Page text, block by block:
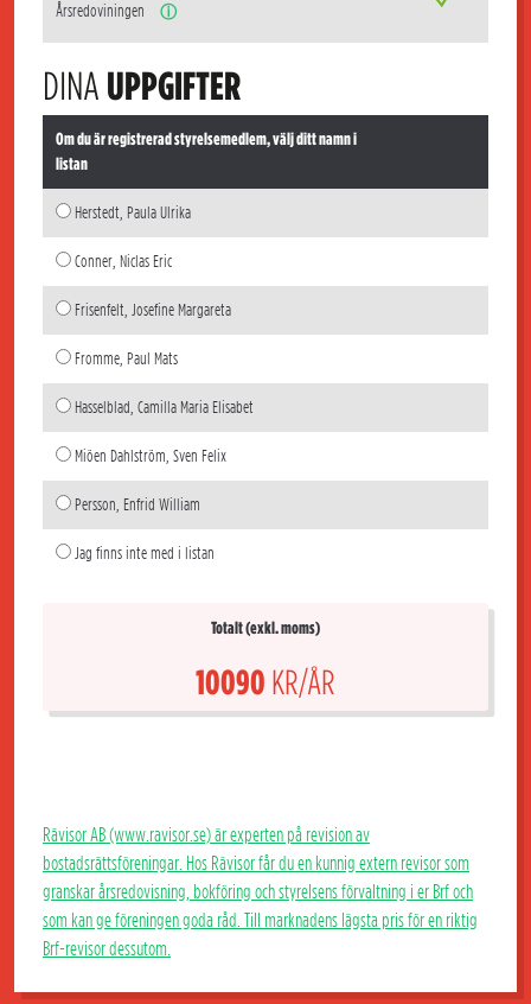
Årsredoviningen
ⓘ
DINA UPPGIFTER
Om du är registrerad styrelsemedlem, välj ditt namn i
listan
Herstedt, Paula Ulrika
Conner, Niclas Eric
Frisenfelt, Josefine Margareta
Fromme, Paul Mats
Hasselblad, Camilla Maria Elisabet
Miöen Dahlström, Sven Felix
Persson, Enfrid William
Jag finns inte med i listan
Totalt (exkl. moms)
10090 KR/ÅR
Rävisor AB (www.ravisor.se) är experten på revision av
bostadsrättsföreningar. Hos Rävisor får du en kunnig extern revisor som
granskar årsredovisning, bokföring och styrelsens förvaltning i er Brf och
som kan ge föreningen goda råd. Till marknadens lägsta pris för en riktig
Brf-revisor dessutom.